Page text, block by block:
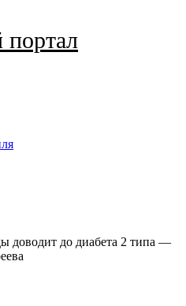
доводит до диабета 2 типа —